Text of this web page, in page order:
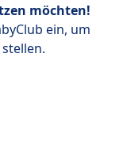
möchten!
ein, um